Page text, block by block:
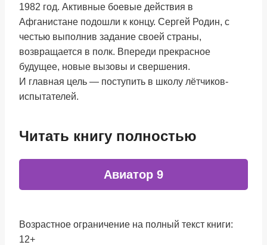
1982 год. Активные боевые действия в
Афганистане подошли к концу. Сергей Родин, с
честью выполнив задание своей страны,
возвращается в полк. Впереди прекрасное
будущее, новые вызовы и свершения.
И главная цель — поступить в школу лётчиков-
испытателей.
Читать книгу полностью
Авиатор 9
Возрастное ограничение на полный текст книги:
12+